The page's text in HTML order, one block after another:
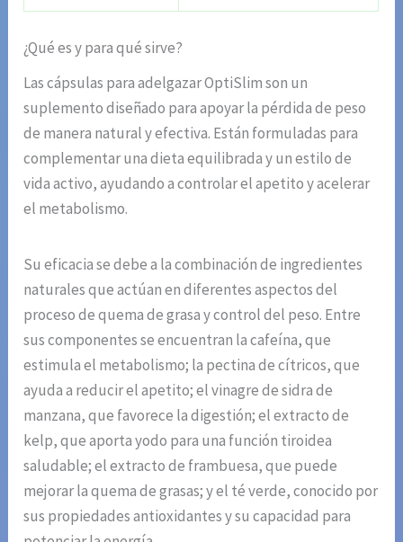
¿Qué es y para qué sirve?
Las cápsulas para adelgazar OptiSlim son un
suplemento diseñado para apoyar la pérdida de peso
de manera natural y efectiva. Están formuladas para
complementar una dieta equilibrada y un estilo de
vida activo, ayudando a controlar el apetito y acelerar
el metabolismo.
Su eficacia se debe a la combinación de ingredientes
naturales que actúan en diferentes aspectos del
proceso de quema de grasa y control del peso. Entre
sus componentes se encuentran la cafeína, que
estimula el metabolismo; la pectina de cítricos, que
ayuda a reducir el apetito; el vinagre de sidra de
manzana, que favorece la digestión; el extracto de
kelp, que aporta yodo para una función tiroidea
saludable; el extracto de frambuesa, que puede
mejorar la quema de grasas; y el té verde, conocido por
sus propiedades antioxidantes y su capacidad para